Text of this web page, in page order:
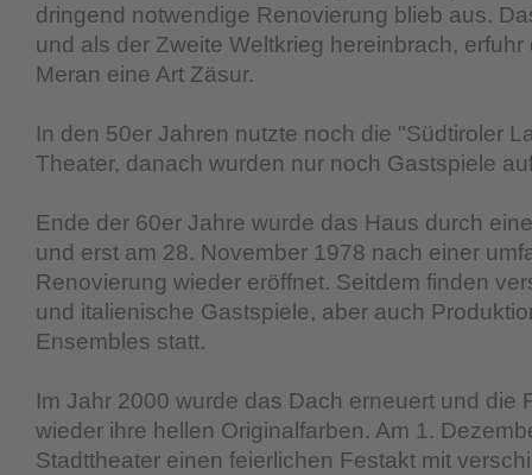
dringend notwendige Renovierung blieb aus.
und als der Zweite Weltkrieg hereinbrach,
Meran eine Art Zäsur.
In den 50er Jahren nutzte noch die "Südtiroler
Theater, danach wurden nur noch Gastspiele
Ende der 60er Jahre wurde das Haus durch
und erst am 28. November 1978 nach einer
Renovierung wieder eröffnet. Seitdem finden
und italienische Gastspiele, aber auch
Ensembles statt.
Im Jahr 2000 wurde das Dach erneuert und die
wieder ihre hellen Originalfarben. Am 1.
Stadttheater einen feierlichen Festakt mit